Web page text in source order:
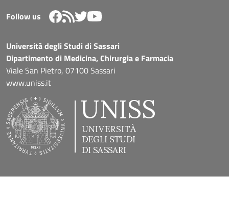
Università degli Studi di Sassari
Dipartimento di Medicina, Chirurgia e Farmacia
Viale San Pietro, 07100 Sassari
www.uniss.it
Follow us